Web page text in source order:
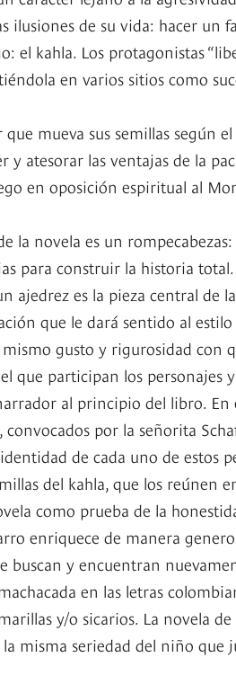
de su vida: hacer un
kahla. Los protagonistas
en varios sitios como
mueva sus semillas según
atesorar las ventajas de la
en oposición espiritual al
la novela es un
para construir la historia
ajedrez es la pieza central de
que le dará sentido al
gusto y rigurosidad con
que participan los personajes
al principio del libro. En
por la señorita
de cada uno de estos
del kahla, que los reúnen
como prueba de la
enriquece de manera
buscan y encuentran
en las letras
y/o sicarios. La novela
misma seriedad del niño que